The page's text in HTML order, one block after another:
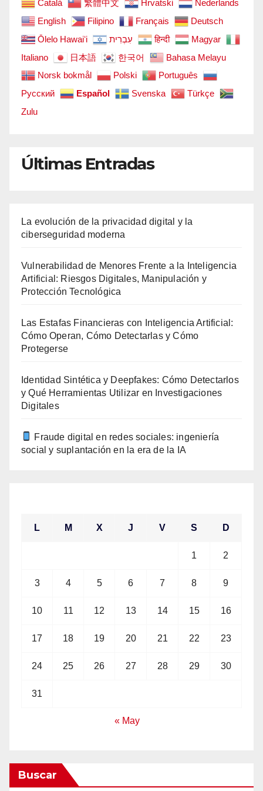
Català 繁體中文 Hrvatski
Nederlands
English
Filipino Français
Deutsch
Ōlelo Hawaiʻi
עִבְרִית हिन्दी
Magyar
Italiano
日本語 한국어
Bahasa Melayu
Norsk bokmål
Polski
Português
Русский
Español Svenska
Türkçe
Zulu
Últimas Entradas
La evolución de la privacidad digital y la
ciberseguridad moderna
Vulnerabilidad de Menores Frente a la Inteligencia
Artificial: Riesgos Digitales, Manipulación y
Protección Tecnológica
Las Estafas Financieras con Inteligencia Artificial:
Cómo Operan, Cómo Detectarlas y Cómo
Protegerse
Identidad Sintética y Deepfakes: Cómo Detectarlos
y Qué Herramientas Utilizar en Investigaciones
Digitales
Fraude digital en redes sociales: ingeniería
social y suplantación en la era de la IA
L M X J V S D
1 2
3 4 5 6 7 8 9
10 11 12 13 14 15 16
17 18 19 20 21 22 23
24 25 26 27 28 29 30
31
« May
Buscar